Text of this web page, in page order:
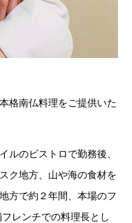
格南仏料理をご提供いた
ルのビストロで勤務後、
ク地方、山や海の食材を
方で約２年間、本場のフ
レンチでの料理長とし